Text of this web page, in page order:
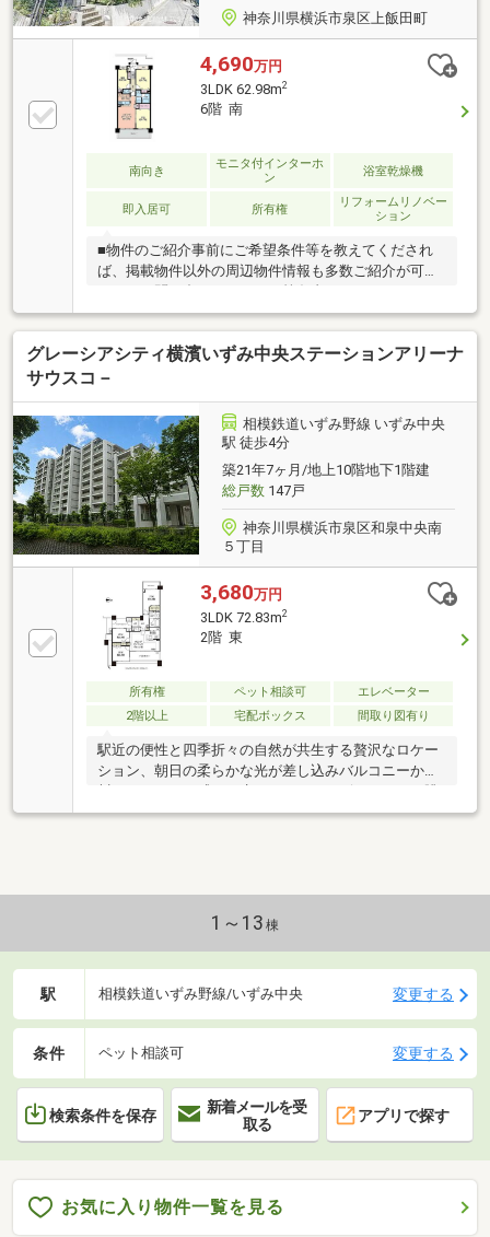
神奈川県横浜市泉区上飯田町
4,690万円
3LDK 62.98m2
6階 南
南向き
モニタ付インターホ
ン
浴室乾燥機
即入居可 所有権
リフォームリノベー
ション
■物件のご紹介事前にご希望条件等を教えてくだされ
ば、掲載物件以外の周辺物件情報も多数ご紹介が可能
ので(お探しのエリア・ご予算・ご希望間取りなど)を
お知らせください。―――【住宅ローン事前無料相談会
開催中！】――― ・日程：随時見学可能・開催時間：
10：00～
グレーシアシティ横濱いずみ中央ステーションアリーナ
サウスコ－
相模鉄道いずみ野線 いずみ中央
駅 徒歩4分
築21年7ヶ月/地上10階地下1階建
総戸数147戸
神奈川県横浜市泉区和泉中央南
５丁目
3,680万円
3LDK 72.83m2
2階 東
所有権 ペット相談可
エレベーター
2階以上
宅配ボックス 間取り図有り
駅近の便性と四季折々の自然が共生する贅沢なロケー
ション、朝日の柔らかな光が差し込みバルコニーから
望・陽当たり良好、ＬＤＫ１４．３帖、相模鉄道
1～13 棟
駅 相模鉄道いずみ野線/いずみ中央 変更する
条件 ペット相談可 変更する
検索条件を保存
新着メールを受
取る
アプリで探す
お気に入り物件一覧を見る